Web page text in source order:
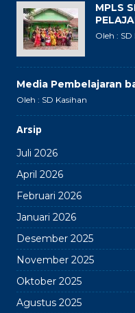
MPLS
Oleh : SD
Media Pembelajaran
Oleh : SD Kasihan
Arsip
Juli 2026
April 2026
Februari 2026
Januari 2026
Desember 2025
November 2025
Oktober 2025
Agustus 2025